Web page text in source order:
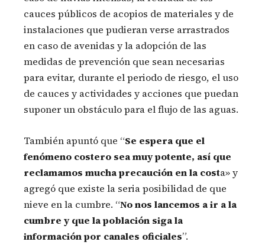
cauces públicos de acopios de materiales y de
instalaciones que pudieran verse arrastrados
en caso de avenidas y la adopción de las
medidas de prevención que sean necesarias
para evitar, durante el periodo de riesgo, el uso
de cauces y actividades y acciones que puedan
suponer un obstáculo para el flujo de las aguas.
También apuntó que “Se espera que el
fenómeno costero sea muy potente, así que
reclamamos mucha precaución en la costa» y
agregó que existe la seria posibilidad de que
nieve en la cumbre. “No nos lancemos a ir a la
cumbre y que la población siga la
información por canales oficiales”.